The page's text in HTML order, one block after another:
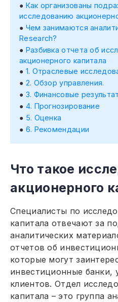
Как организованы
исследованию
Чем занимаются
Research?
Разбивка отчета об
акционерного капитала
1. Отраслевые
2. Обзор управления.
3. Финансовые
4. Прогнозирование
5. Оценка
6. Рекомендации
Что такое
акционерного
Специалисты по
капитала отвечают за
аналитических
отчетов об
которые могут
инвестиционные банки,
клиентов. Отдел
капитала – это группа